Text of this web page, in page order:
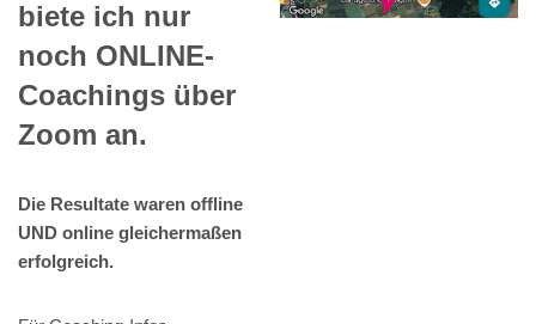
biete ich nur
noch ONLINE-
Coachings über
Zoom an.
Die Resultate waren offline
UND online gleichermaßen
erfolgreich.